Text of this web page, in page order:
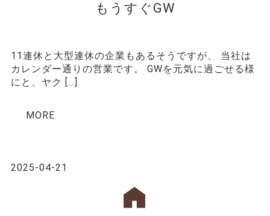
もうすぐGW
11連休と大型連休の企業もあるそうですが、 当社は
カレンダー通りの営業です。 GWを元気に過ごせる様
にと、ヤク […]
MORE
2025-04-21